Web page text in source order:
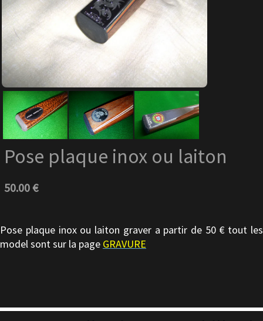
Pose plaque inox ou laiton
50.00 €
Pose plaque inox ou laiton graver a partir de 50 € tout les
model sont sur la page GRAVURE